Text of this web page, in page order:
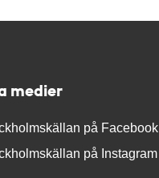
medier
på Facebook
på Instagram